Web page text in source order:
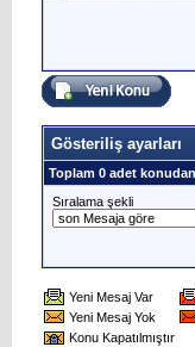
Gösteriliş ayarları
Toplam 0 adet
Sıralama şekli
Yeni Mesaj Var
Yeni Mesaj Yok
Konu Kapatılmıştır